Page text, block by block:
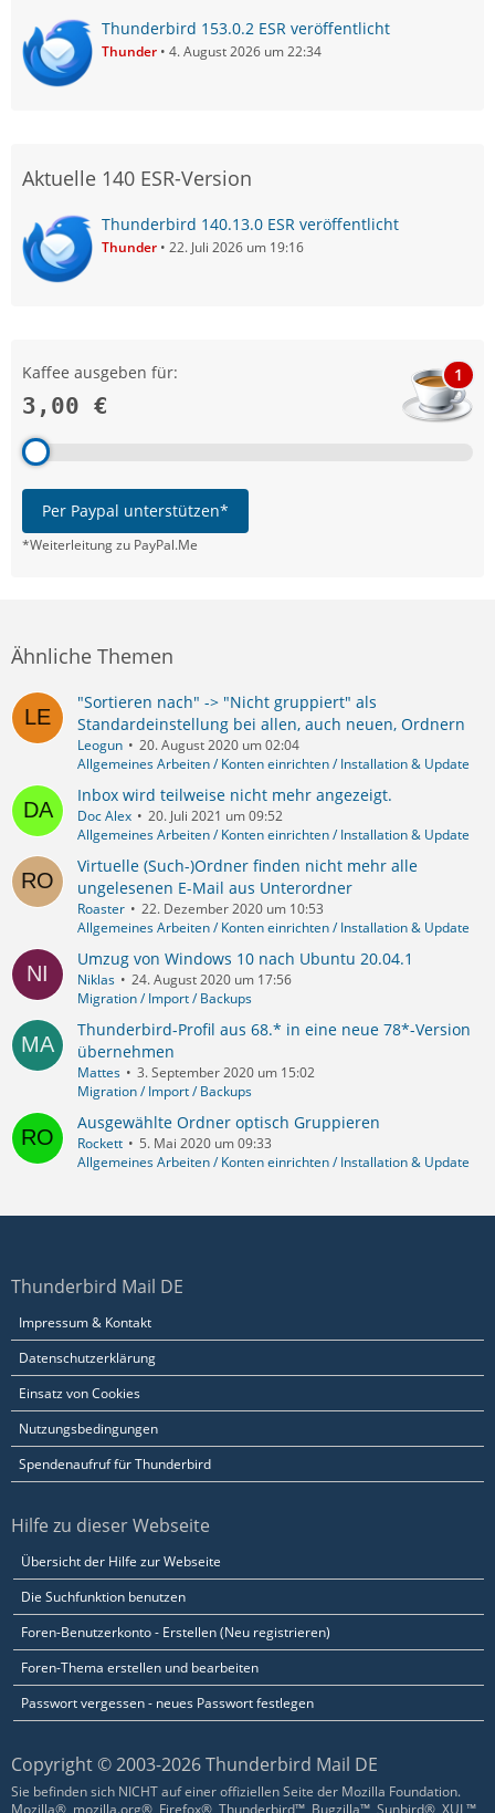
Thunderbird 153.0.2 ESR veröffentlicht
Thunder 4. August 2026 um 22:34
Aktuelle 140 ESR-Version
Thunderbird 140.13.0 ESR veröffentlicht
Thunder 22. Juli 2026 um 19:16
Kaffee ausgeben für:
3,00 €
1
Per Paypal unterstützen*
*Weiterleitung zu PayPal.Me
Ähnliche Themen
"Sortieren nach" -> "Nicht gruppiert" als
Standardeinstellung bei allen, auch neuen, Ordnern
Leogun
20. August 2020 um 02:04
Allgemeines Arbeiten / Konten einrichten / Installation & Update
Inbox wird teilweise nicht mehr angezeigt.
Doc Alex
20. Juli 2021 um 09:52
Allgemeines Arbeiten / Konten einrichten / Installation & Update
Virtuelle (Such-)Ordner finden nicht mehr alle
ungelesenen E-Mail aus Unterordner
Roaster
22. Dezember 2020 um 10:53
Allgemeines Arbeiten / Konten einrichten / Installation & Update
Umzug von Windows 10 nach Ubuntu 20.04.1
Niklas
24. August 2020 um 17:56
Migration / Import / Backups
Thunderbird-Profil aus 68.* in eine neue 78*-Version
übernehmen
Mattes
3. September 2020 um 15:02
Migration / Import / Backups
Ausgewählte Ordner optisch Gruppieren
Rockett
5. Mai 2020 um 09:33
Allgemeines Arbeiten / Konten einrichten / Installation & Update
Thunderbird Mail DE
Impressum & Kontakt
Datenschutzerklärung
Einsatz von Cookies
Nutzungsbedingungen
Spendenaufruf für Thunderbird
Hilfe zu dieser Webseite
Übersicht der Hilfe zur Webseite
Die Suchfunktion benutzen
Foren-Benutzerkonto - Erstellen (Neu registrieren)
Foren-Thema erstellen und bearbeiten
Passwort vergessen - neues Passwort festlegen
Copyright © 2003-2026 Thunderbird Mail DE
Sie befinden sich NICHT auf einer offiziellen Seite der Mozilla Foundation.
Mozilla®, mozilla.org®, Firefox®, Thunderbird™, Bugzilla™, Sunbird®, XUL™